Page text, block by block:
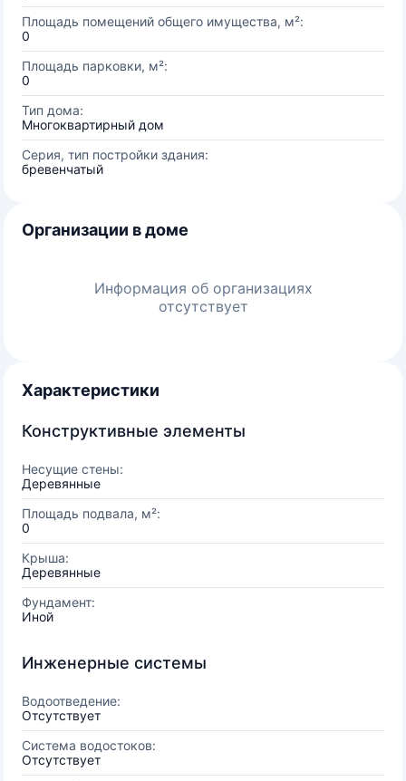
Площадь помещений общего имущества, м²:
0
Площадь парковки, м²:
0
Тип дома:
Многоквартирный дом
Серия, тип постройки здания:
бревенчатый
Организации в доме
Информация об организациях
отсутствует
Характеристики
Конструктивные элементы
Несущие стены:
Деревянные
Площадь подвала, м²:
0
Крыша:
Деревянные
Фундамент:
Иной
Инженерные системы
Водоотведение:
Отсутствует
Система водостоков:
Отсутствует